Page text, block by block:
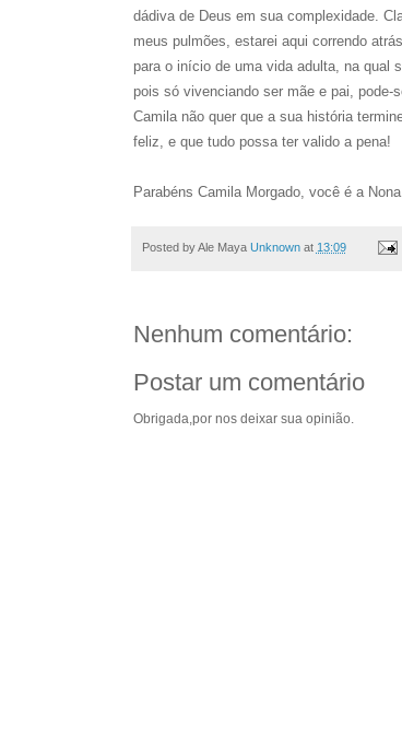
dádiva de Deus em sua complexidade.
meus pulmões, estarei aqui correndo
para o início de uma vida adulta, na qual
pois só vivenciando ser mãe e pai, pode-
Camila não quer que a sua história
feliz, e que tudo possa ter valido a pena!
Parabéns Camila Morgado, você é a
Posted by Ale Maya Unknown at 13:09
Nenhum comentário:
Postar um comentário
Obrigada,por nos deixar sua opinião.